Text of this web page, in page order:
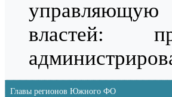
управляющую
властей:
Главы регионов Южного ФО